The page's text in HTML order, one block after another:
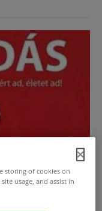
storing of cookies on
usage, and assist in